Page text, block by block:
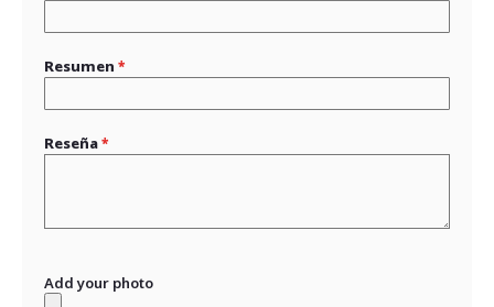
Resumen
Reseña
Add your photo